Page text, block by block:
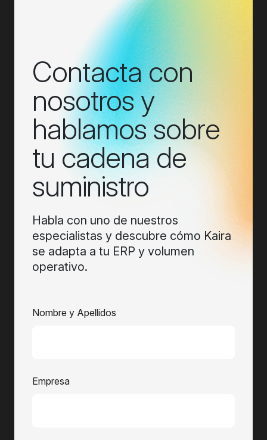
Contacta con
nosotros y
hablamos sobre
tu cadena de
suministro
Habla con uno de nuestros
especialistas y descubre cómo Kaira
se adapta a tu ERP y volumen
operativo.
Nombre y Apellidos
Empresa